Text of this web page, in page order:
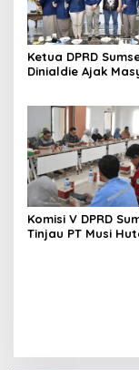
Ketua DPRD
Dinialdie Ajak
Komisi V DPRD
Tinjau PT Musi